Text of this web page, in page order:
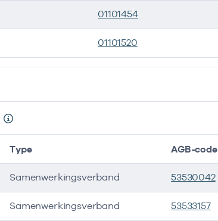
01101454
01101520
Type AGB-code
Samenwerkingsverband 53530042
Samenwerkingsverband 53533157